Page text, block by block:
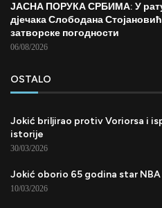
ЈАСНА ПОРУКА СРБИМА: У
дјечака Слободана
затворске погодности
06/08/2026
OSTALO
Jokić briljirao protiv Voriorsa i
istorije
30/03/2026
Jokić oborio 65 godina star
10/03/2026